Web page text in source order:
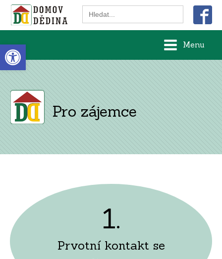
Open toolbar
Search
for:
Menu
Pro zájemce
1.
Prvotní kontakt se